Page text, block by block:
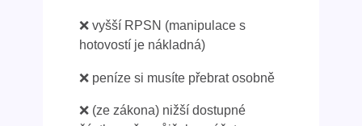
❌ vyšší RPSN (manipulace s
hotovostí je nákladná)
❌ peníze si musíte přebrat osobně
❌ (ze zákona) nižší dostupné